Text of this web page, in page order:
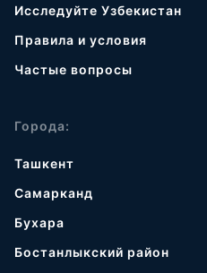
Исследуйте Узбекистан
Правила и условия
Частые вопросы
Города:
Ташкент
Самарканд
Бухара
Бостанлыкский район